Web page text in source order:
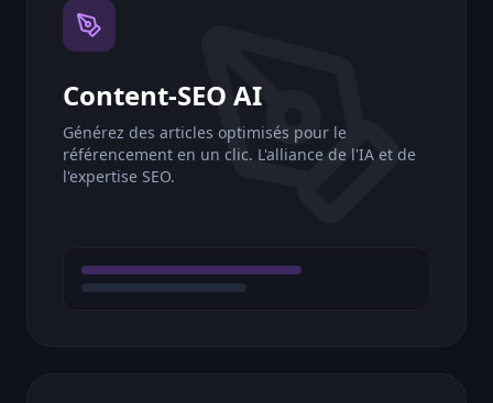
Content-SEO AI
Générez des articles optimisés pour le
référencement en un clic. L'alliance de l'IA et de
l'expertise SEO.